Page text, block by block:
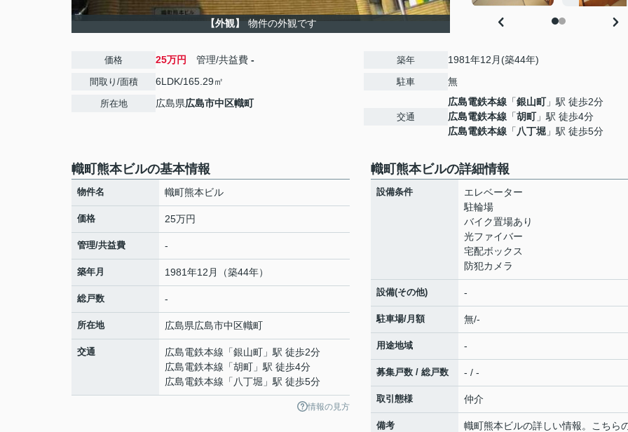
【外観】 物件の外観です
価格 25万円 管理/共益費 -
間取り/面積 6LDK/165.29㎡
所在地 広島県広島市中区幟町
築年 1981年12月(築44年)
駐車 無
交通
広島電鉄本線 「銀山町」駅 徒歩2分
広島電鉄本線 「胡町」駅 徒歩4分
広島電鉄本線 「 八丁堀 」駅 徒歩5分
幟町熊本ビルの基本情報
物件名 幟町熊本ビル
価格 25万円
管理/共益費 -
築年月 1981年12月（築44年）
総戸数 -
所在地 広島県広島市中区幟町
交通 広島電鉄本線 「銀山町 」駅 徒歩2分
広島電鉄本線 「胡町 」駅 徒歩4分
広島電鉄本線 「 八丁堀 」駅 徒歩5分
情報の見方
幟町熊本ビルの詳細情報
設備条件
エレベーター
駐輪場
バイク置場あり
光ファイバー
宅配ボックス
防犯カメラ
設備(その他) -
駐車場/月額 無/-
用途地域 -
募集戸数 / 総戸数 - / -
取引態様 仲介
備考
幟町熊本ビルの詳しい情報。こちら